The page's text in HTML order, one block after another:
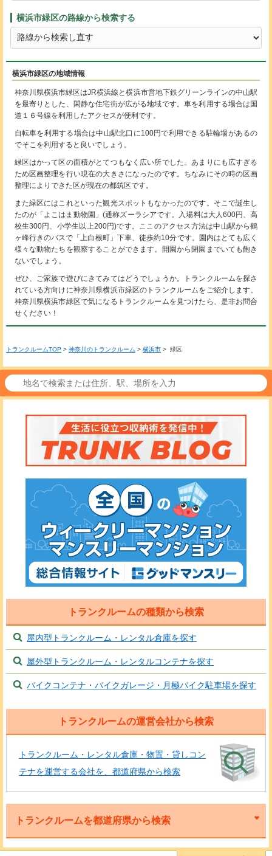
横浜市緑区の路線から検索する
横浜市緑区の地域情報
神奈川県横浜市緑区はJR横浜線と横浜市営地下鉄グリーンラインの中山駅
を最寄りとした、閑静な住宅街が広がる地域です。車を利用する場合は国
道１６号線を利用したアクセスが便利です。
自転車を利用する場合は中山駅北口に100円で利用できる駐輪場があるの
でそこを利用すると良いでしょう。
緑区はかって区の面積がとてつもなく広い所でした。あまりにも広すぎる
ため区画整理を行い現在の大きさになったのです。ちなみにその時の区画
整理によりできた区が現在の都筑区です。
また緑区にはこれといった観光スポットもなかったのです。そこで誕生し
たのが「よこはま動物園」(通称ズーラシアです。入場料は大人600円、高
校生300円、小学生以上200円)です。ここのアクセス方法は中山駅から鶴
ヶ峰行きのバスで「上白根町」下車、徒歩約10分です。園内はとても広く
様々な動物たちを観察することができます。開園から閉園までいても飽き
ないでしょう。
ぜひ、ご家族で遊びにきてみてはどうでしょうか。トランクルームを探さ
れている方向けに神奈川県横浜市緑区のトランクルームをご紹介します。
神奈川県横浜市緑区で気になるトランクルームを見つけたら、是非お問合
せください！
トランクルームTOP > 神奈川のトランクルーム > 横浜市 > 緑区
トランクルームの種類から検索
屋内型トランクルーム・レンタル倉庫を探す
屋外型トランクルーム・レンタルコンテナを探す
バイクコンテナ・バイクガレージ・月極バイク駐車場を探す
トランクルームの運営会社から検索
トランクルーム・レンタル倉庫・物置・貸しコン
テナを運営する会社を、都道府県から検索
トランクルームを都道府県から検索